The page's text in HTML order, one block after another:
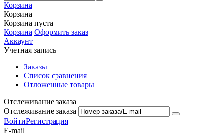
Корзина
Корзина
Корзина пуста
Корзина Оформить заказ
Аккаунт
Учетная запись
Заказы
Список сравнения
Отложенные товары
Отслеживание заказа
Отслеживание заказа
ВойтиРегистрация
E-mail